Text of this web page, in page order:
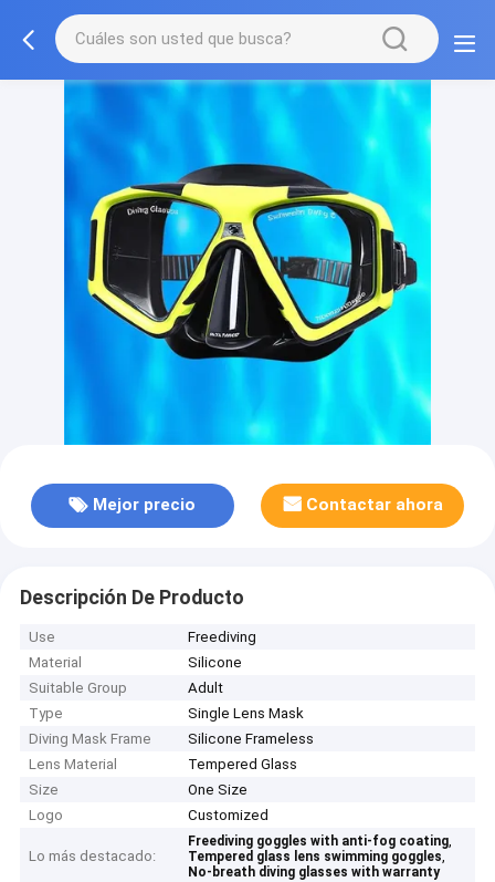
Mejor precio Contactar ahora
Descripción De Producto
Use
Freediving
Material
Silicone
Suitable Group
Adult
Type
Single Lens Mask
Diving Mask Frame
Silicone Frameless
Lens Material
Tempered Glass
Size
One Size
Logo
Customized
Lo más destacado:
Freediving goggles with anti-fog coating,
Tempered glass lens swimming goggles,
No-breath diving glasses with warranty